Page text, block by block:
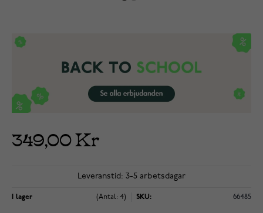
349,00 Kr
Leveranstid: 3-5 arbetsdagar
I lager (Antal: 4) SKU: 66485